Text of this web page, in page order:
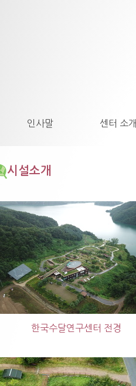
인사말 센터 소개
시설소개
한국수달연구센터 전경